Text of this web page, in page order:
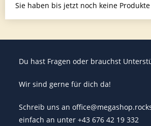
Sie haben bis jetzt noch keine
Du hast Fragen oder brauchst
Wir sind gerne für dich da!
Schreib uns an
einfach an unter +43 676 42 19 332